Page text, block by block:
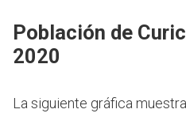
Población de
2020
La siguiente gráfica